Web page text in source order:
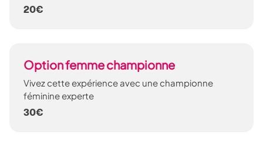
20€
Option femme championne
Vivez cette expérience avec une championne
féminine experte
30€